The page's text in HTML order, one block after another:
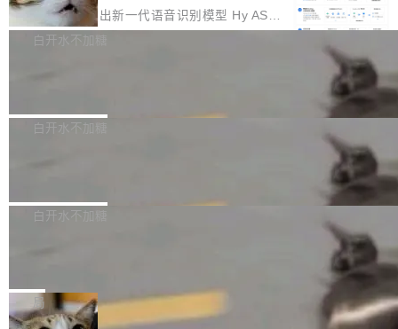
颈。 代码仓深度理解服务（以下简称" CodeBas
e深度理解服务"）是华为云码道（CodeA...
的账号密码进入A集群，输入了一条被程序员圈
称为"删库跑路"的命令——最高管理员权限、无
自研的多个文生3D和...
存永远不够用。 Cloudflare 的 Workers AI 团队
一直在跑这些模型的推理。他们在官方博客上发
整性保护。效果是：吞吐量提升 41%，每 token
腾讯混元正式推出新一代语音识别模型 Hy ASR
3.0preview。基于最新一代大语言模型 Hy3 的
让语音识别不再只是听清，而是真正听懂。通过
w 不要求标准普通话，方言识别覆盖粤语、吴语
白开水不加糖
新和少量网页兼容性修复版本。 Changes/fixe
容提供的字体时出现的几个问题 为避免音频加
质的最低采样率）的音频格式将被拒绝 修复了 C
SS 圆角虚线样式中可能存在的问题 如果表单中
白开水不加糖
发布的 Release Notes，他利用 AI 工具（如 Co
最强的若干项。对于尚未正式发版的 PG 19，则
通过拉取过去一年内（从 PG 18 Beta1 时间点
白开水不加糖
维护工作一直与我的日常工作、家务、社交生活
和休闲娱乐竞争时间。" 这是 libexpat 维护者 S
局